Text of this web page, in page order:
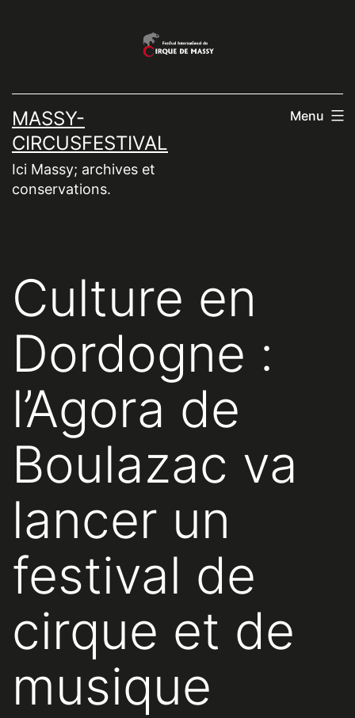
MASSY-
CIRCUSFESTIVAL
Ici Massy; archives et
conservations.
Menu
Culture en
Dordogne :
l’Agora de
Boulazac va
lancer un
festival de
cirque et de
musique